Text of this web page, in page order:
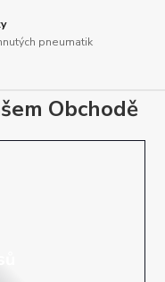
pneumatik
Obchodě